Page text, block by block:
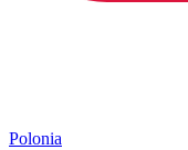
Polonia